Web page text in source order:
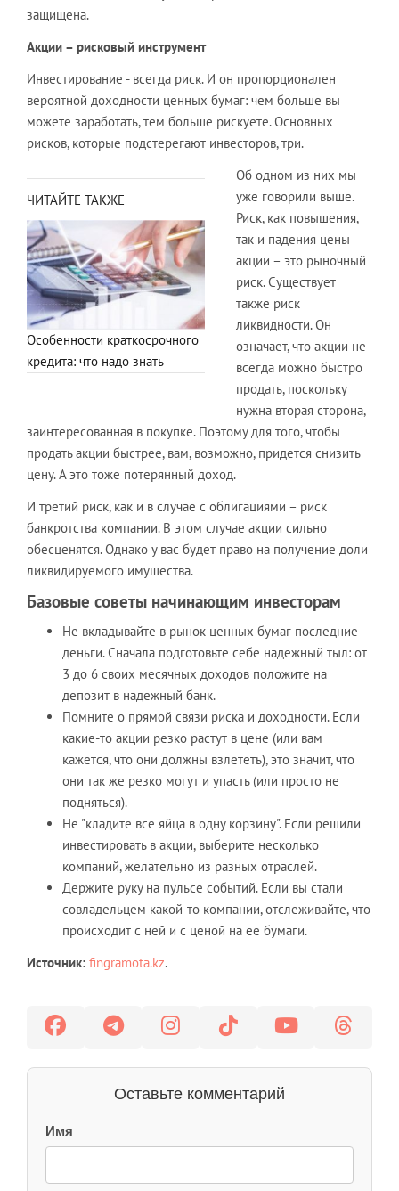
защищена.
Акции – рисковый инструмент
Инвестирование - всегда риск. И он пропорционален
вероятной доходности ценных бумаг: чем больше вы
можете заработать, тем больше рискуете. Основных
рисков, которые подстерегают инвесторов, три.
ЧИТАЙТЕ ТАКЖЕ
Особенности краткосрочного
кредита: что надо знать
Об одном из них мы
уже говорили выше.
Риск, как повышения,
так и падения цены
акции – это рыночный
риск. Существует
также риск
ликвидности. Он
означает, что акции не
всегда можно быстро
продать, поскольку
нужна вторая сторона,
заинтересованная в покупке. Поэтому для того, чтобы
продать акции быстрее, вам, возможно, придется снизить
цену. А это тоже потерянный доход.
И третий риск, как и в случае с облигациями – риск
банкротства компании. В этом случае акции сильно
обесценятся. Однако у вас будет право на получение доли
ликвидируемого имущества.
Базовые советы начинающим инвесторам
Не вкладывайте в рынок ценных бумаг последние
деньги. Сначала подготовьте себе надежный тыл: от
3 до 6 своих месячных доходов положите на
депозит в надежный банк.
Помните о прямой связи риска и доходности. Если
какие-то акции резко растут в цене (или вам
кажется, что они должны взлететь), это значит, что
они так же резко могут и упасть (или просто не
подняться).
Не "кладите все яйца в одну корзину". Если решили
инвестировать в акции, выберите несколько
компаний, желательно из разных отраслей.
Держите руку на пульсе событий. Если вы стали
совладельцем какой-то компании, отслеживайте, что
происходит с ней и с ценой на ее бумаги.
Источник: fingramota.kz.
Оставьте комментарий
Имя